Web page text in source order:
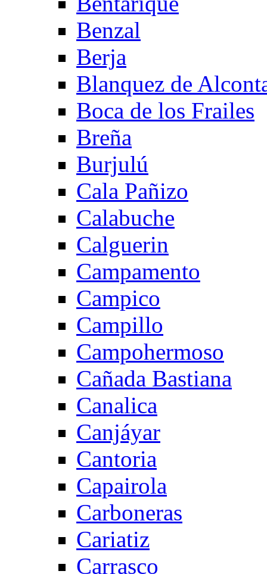
Benzal
Berja
Blanquez de
Boca de los Frailes
Breña
Burjulú
Cala Pañizo
Calabuche
Calguerin
Campamento
Campico
Campillo
Campohermoso
Cañada Bastiana
Canalica
Canjáyar
Cantoria
Capairola
Carboneras
Cariatiz
Carrasco